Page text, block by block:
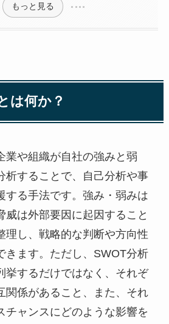
もっと見る
は何か？
業や組織が自社の強みと弱
析することで、自己分析や事
する手法です。強み・弱みは
威は外部要因に起因すること
理し、戦略的な判断や方向性
きます。ただし、SWOT分析
挙するだけではなく、それぞ
関係があること、また、それ
チャンスにどのような影響を